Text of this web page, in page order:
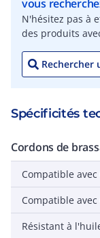
vous
N'hésitez pas à
des produits
Spécificités
Cordons de